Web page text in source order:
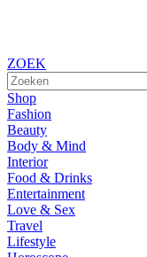
ZOEK
Shop
Fashion
Beauty
Body & Mind
Interior
Food & Drinks
Entertainment
Love & Sex
Travel
Lifestyle